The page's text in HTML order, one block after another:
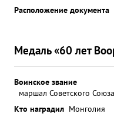
Расположение документа
Медаль «60 лет
Воинское звание
маршал Советского Союза
Кто наградил Монголия